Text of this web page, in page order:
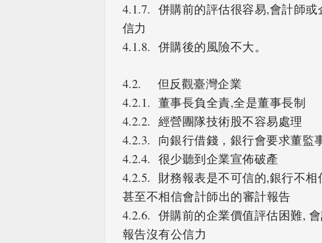
4.1.7. 併購前的評估很容易,會計師
信力
4.1.8. 併購後的風險不大。
4.2. 但反觀臺灣企業
4.2.1. 董事長負全責,全是董事長制
4.2.2. 經營團隊技術股不容易處理
4.2.3. 向銀行借錢，銀行會要求董監
4.2.4. 很少聽到企業宣佈破產
4.2.5. 財務報表是不可信的,銀行不
甚至不相信會計師出的審計報告
4.2.6. 併購前的企業價值評估困難,
報告沒有公信力